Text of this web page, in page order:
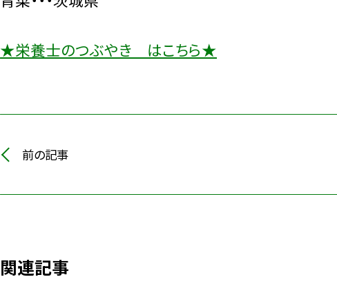
★栄養士のつぶやき はこちら★
前の記事
関連記事